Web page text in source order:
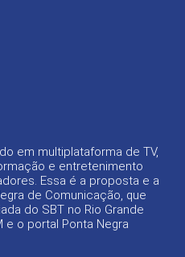
em multiplataforma de TV,
e entretenimento
Essa é a proposta e a
de Comunicação, que
do SBT no Rio Grande
e o portal Ponta Negra